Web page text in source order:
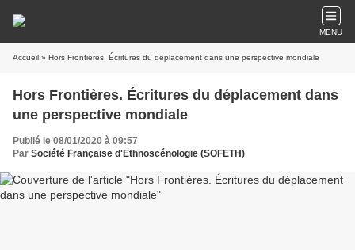
MENU
Accueil » Hors Frontières. Écritures du déplacement dans une perspective mondiale
Hors Frontières. Écritures du déplacement dans
une perspective mondiale
Publié le 08/01/2020 à 09:57
Par Société Française d'Ethnoscénologie (SOFETH)